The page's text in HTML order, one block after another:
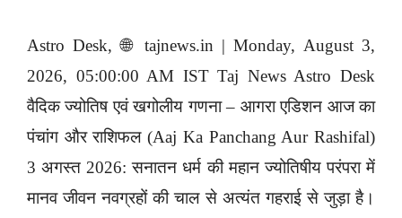
Astro Desk, 🌐 tajnews.in | Monday, August 3,
2026, 05:00:00 AM IST Taj News Astro Desk
वैदिक ज्योतिष एवं खगोलीय गणना – आगरा एडिशन आज का
पंचांग और राशिफल (Aaj Ka Panchang Aur Rashifal)
3 अगस्त 2026: सनातन धर्म की महान ज्योतिषीय परंपरा में
मानव जीवन नवग्रहों की चाल से अत्यंत गहराई से जुड़ा है।